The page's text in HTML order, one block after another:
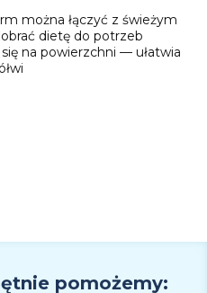
można łączyć z świeżym
dietę do potrzeb
na powierzchni — ułatwia
pomożemy: